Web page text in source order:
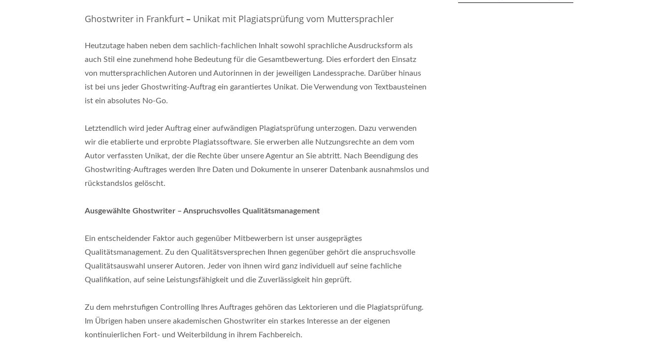
Ghostwriter in Frankfurt – Unikat mit Plagiatsprüfung vom Muttersprachler
Heutzutage haben neben dem sachlich-fachlichen Inhalt sowohl sprachliche Ausdrucksform als
auch Stil eine zunehmend hohe Bedeutung für die Gesamtbewertung. Dies erfordert den Einsatz
von muttersprachlichen Autoren und Autorinnen in der jeweiligen Landessprache. Darüber hinaus
ist bei uns jeder Ghostwriting-Auftrag ein garantiertes Unikat. Die Verwendung von Textbausteinen
ist ein absolutes No-Go.
Letztendlich wird jeder Auftrag einer aufwändigen Plagiatsprüfung unterzogen. Dazu verwenden
wir die etablierte und erprobte Plagiatssoftware. Sie erwerben alle Nutzungsrechte an dem vom
Autor verfassten Unikat, der die Rechte über unsere Agentur an Sie abtritt. Nach Beendigung des
Ghostwriting-Auftrages werden Ihre Daten und Dokumente in unserer Datenbank ausnahmslos und
rückstandslos gelöscht.
Ausgewählte Ghostwriter – Anspruchsvolles Qualitätsmanagement
Ein entscheidender Faktor auch gegenüber Mitbewerbern ist unser ausgeprägtes
Qualitätsmanagement. Zu den Qualitätsversprechen Ihnen gegenüber gehört die anspruchsvolle
Qualitätsauswahl unserer Autoren. Jeder von ihnen wird ganz individuell auf seine fachliche
Qualifikation, auf seine Leistungsfähigkeit und die Zuverlässigkeit hin geprüft.
Zu dem mehrstufigen Controlling Ihres Auftrages gehören das Lektorieren und die Plagiatsprüfung.
Im Übrigen haben unsere akademischen Ghostwriter ein starkes Interesse an der eigenen
kontinuierlichen Fort- und Weiterbildung in ihrem Fachbereich.